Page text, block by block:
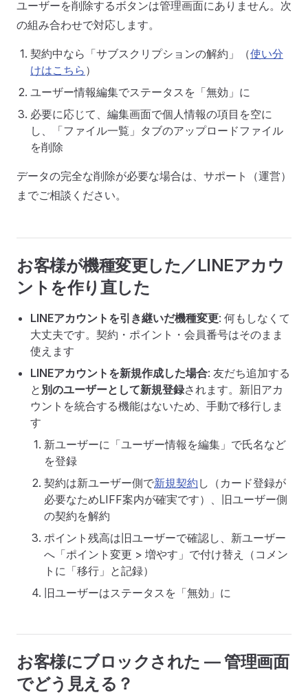
ユーザーを削除するボタンは管理画面にありません。次
の組み合わせで対応します。
契約中なら「サブスクリプションの解約」（使い分
けはこちら ）
ユーザー情報編集でステータスを「無効」に
必要に応じて、編集画面で個人情報の項目を空に
し、「ファイル一覧」タブのアップロードファイル
を削除
データの完全な削除が必要な場合は、サポート（運営）
までご相談ください。
お客様が機種変更した／LINEアカウ
ントを作り直した
LINEアカウントを引き継いだ機種変更: 何もしなくて
大丈夫です。契約・ポイント・会員番号はそのまま
使えます
LINEアカウントを新規作成した場合: 友だち追加する
と 別のユーザーとして新規登録されます。新旧アカ
ウントを統合する機能はないため、手動で移行しま
す
新ユーザーに「ユーザー情報を編集」で氏名など
を登録
契約は新ユーザー側で新規契約 し（カード登録が
必要なためLIFF案内が確実です）、旧ユーザー側
の契約を解約
ポイント残高は旧ユーザーで確認し、新ユーザー
へ「ポイント変更 > 増やす」で付け替え（コメン
トに「移行」と記録）
旧ユーザーはステータスを「無効」に
お客様にブロックされた — 管理画面
でどう見える？